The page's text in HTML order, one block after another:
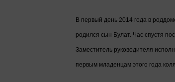
В первый день 2014 года в
родился сын Булат. Час спустя
Заместитель руководителя
первым младенцам этого года